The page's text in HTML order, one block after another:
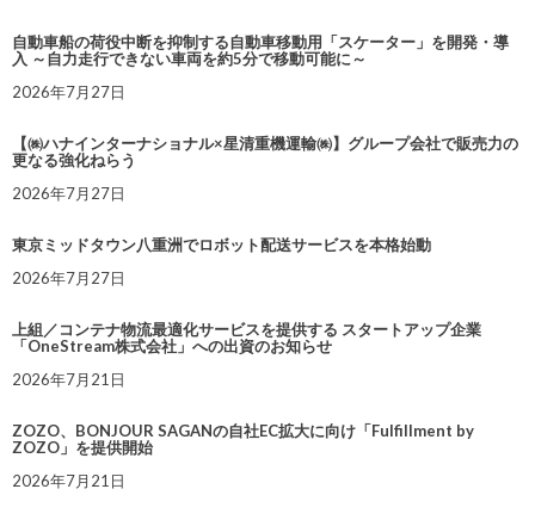
自動車船の荷役中断を抑制する自動車移動用「スケーター」を開発・導
入 ～自力走行できない車両を約5分で移動可能に～
2026年7月27日
【㈱ハナインターナショナル×星清重機運輸㈱】グループ会社で販売力の
更なる強化ねらう
2026年7月27日
東京ミッドタウン八重洲でロボット配送サービスを本格始動
2026年7月27日
上組／コンテナ物流最適化サービスを提供する スタートアップ企業
「OneStream株式会社」への出資のお知らせ
2026年7月21日
ZOZO、BONJOUR SAGANの自社EC拡大に向け「Fulfillment by
ZOZO」を提供開始
2026年7月21日